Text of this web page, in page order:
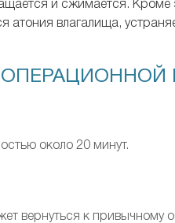
и сжимается.
атония влагалища,
около 20 минут.
вернуться к привычному